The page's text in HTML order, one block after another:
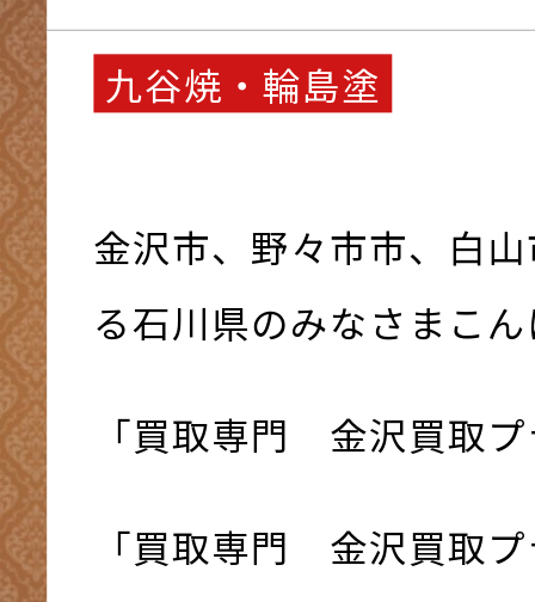
九谷焼・輪島塗
金沢市、野々市市、白
る石川県のみなさまこ
「買取専門 金沢買取
「買取専門 金沢買取